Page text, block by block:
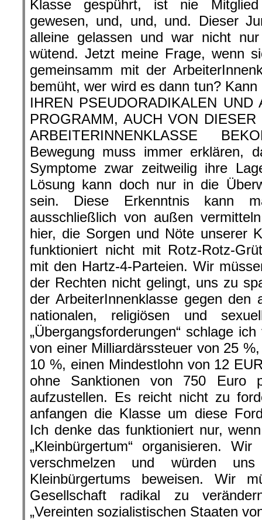
Klasse gespührt, ist nie
gewesen, und, und, und. Dieser
alleine gelassen und war nicht
wütend. Jetzt meine Frage, wenn
gemeinsamm mit der
bemüht, wer wird es dann tun?
IHREN PSEUDORADIKALEN UND
PROGRAMM, AUCH VON
ARBEITERINNENKLASSE
Bewegung muss immer erklären,
Symptome zwar zeitweilig ihre
Lösung kann doch nur in die
sein. Diese Erkenntnis kann
ausschließlich von außen
hier, die Sorgen und Nöte unserer
funktioniert nicht mit Rotz-Rotz-
mit den Hartz-4-Parteien. Wir
der Rechten nicht gelingt, uns zu
der ArbeiterInnenklasse gegen
nationalen, religiösen und
„Übergangsforderungen“ schlage
von einer Milliardärssteuer von 25
10 %, einen Mindestlohn von 12
ohne Sanktionen von 750 Euro
aufzustellen. Es reicht nicht zu
anfangen die Klasse um diese
Ich denke das funktioniert nur,
„Kleinbürgertum“ organisieren.
verschmelzen und würden
Kleinbürgertums beweisen. Wir
Gesellschaft radikal zu
„Vereinten sozialistischen Staaten